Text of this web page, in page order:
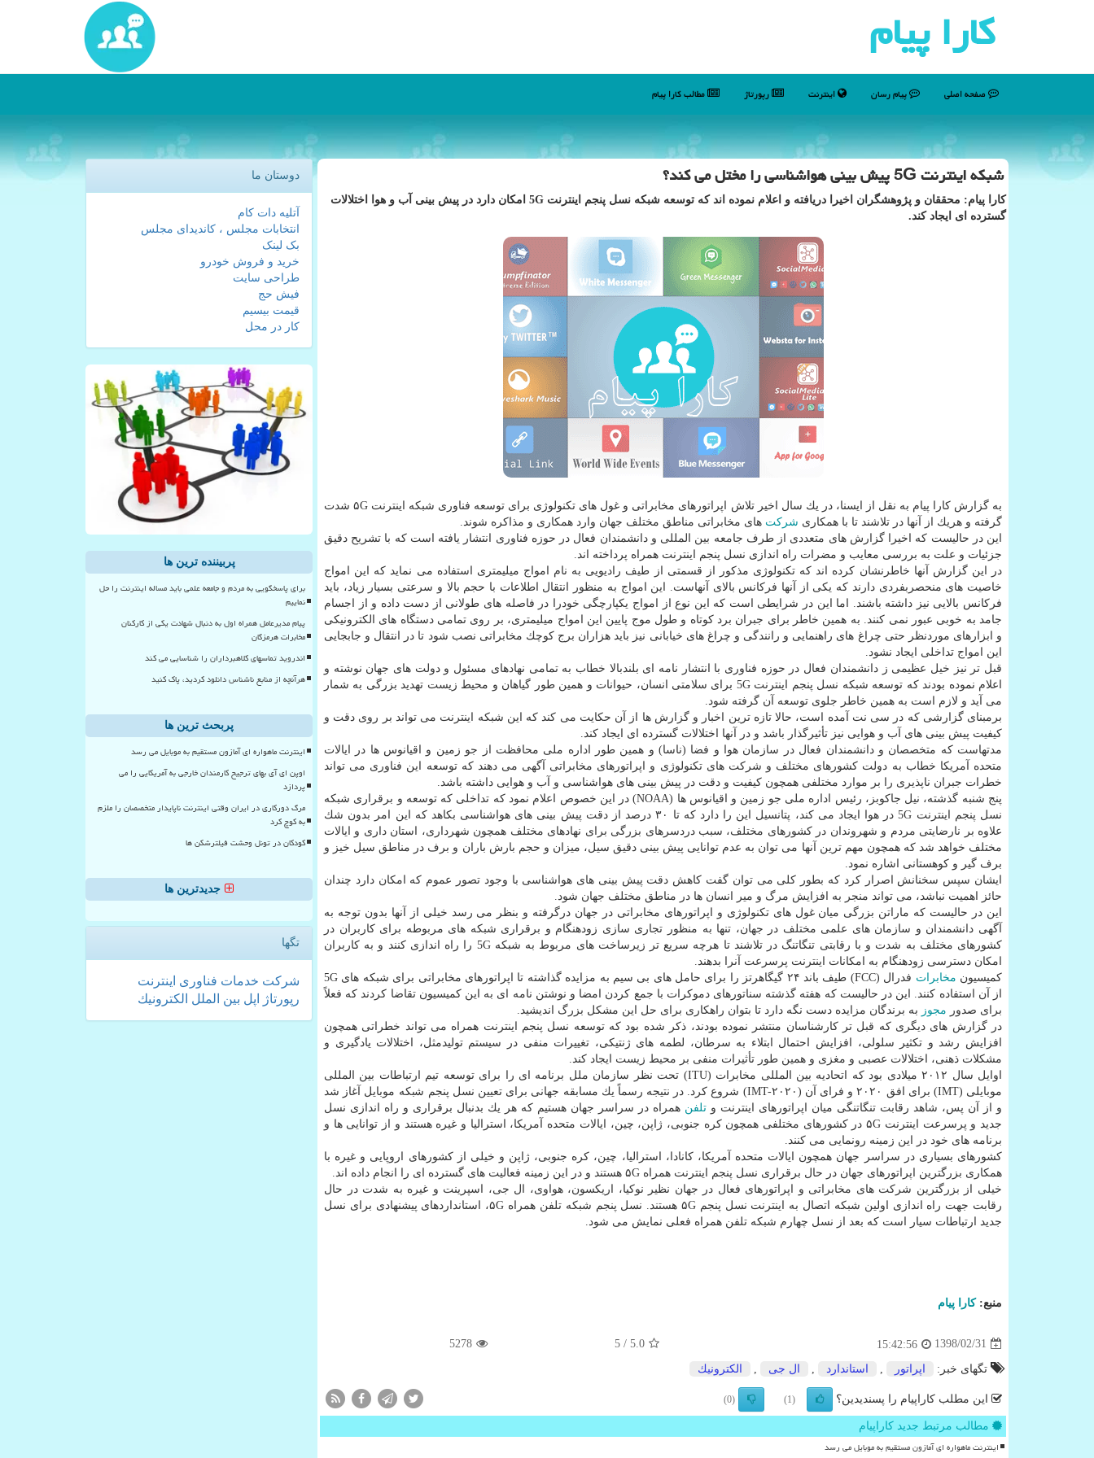
كارا پیام
صفحه اصلی پیام رسان اینترنت رپورتاژ مطالب كارا پیام
شبكه اینترنت 5G پیش بینی هواشناسی را مختل می كند؟
كارا پیام: محققان و پژوهشگران اخیرا دریافته و اعلام نموده اند كه توسعه شبكه نسل پنجم اینترنت 5G امكان دارد در پیش بینی آب و هوا اختلالات
گسترده ای ایجاد كند.
به گزارش كارا پیام به نقل از ایسنا، در یك سال اخیر تلاش اپراتورهای مخابراتی و غول های تكنولوژی برای توسعه فناوری شبكه اینترنت ۵G شدت
گرفته و هریك از آنها در تلاشند تا با همكاری شركت های مخابراتی مناطق مختلف جهان وارد همكاری و مذاكره شوند.
این در حالیست كه اخیرا گزارش های متعددی از طرف جامعه بین المللی و دانشمندان فعال در حوزه فناوری انتشار یافته است كه با تشریح دقیق
جزئیات و علت به بررسی معایب و مضرات راه اندازی نسل پنجم اینترنت همراه پرداخته اند.
در این گزارش آنها خاطرنشان كرده اند كه تكنولوژی مذكور از قسمتی از طیف رادیویی به نام امواج میلیمتری استفاده می نماید كه این امواج
خاصیت های منحصربفردی دارند كه یكی از آنها فركانس بالای آنهاست. این امواج به منظور انتقال اطلاعات با حجم بالا و سرعتی بسیار زیاد، باید
فركانس بالایی نیز داشته باشند. اما این در شرایطی است كه این نوع از امواج یكپارچگی خودرا در فاصله های طولانی از دست داده و از اجسام
جامد به خوبی عبور نمی كنند. به همین خاطر برای جبران برد كوتاه و طول موج پایین این امواج میلیمتری، بر روی تمامی دستگاه های الكترونیكی
و ابزارهای موردنظر حتی چراغ های راهنمایی و رانندگی و چراغ های خیابانی نیز باید هزاران برج كوچك مخابراتی نصب شود تا در انتقال و جابجایی
این امواج تداخلی ایجاد نشود.
قبل تر نیز خیل عظیمی ز دانشمندان فعال در حوزه فناوری با انتشار نامه ای بلندبالا خطاب به تمامی نهادهای مسئول و دولت های جهان نوشته و
اعلام نموده بودند كه توسعه شبكه نسل پنجم اینترنت 5G برای سلامتی انسان، حیوانات و همین طور گیاهان و محیط زیست تهدید بزرگی به شمار
می آید و لازم است به همین خاطر جلوی توسعه آن گرفته شود.
برمبنای گزارشی كه در سی نت آمده است، حالا تازه ترین اخبار و گزارش ها از آن حكایت می كند كه این شبكه اینترنت می تواند بر روی دقت و
كیفیت پیش بینی های آب و هوایی نیز تأثیرگذار باشد و در آنها اختلالات گسترده ای ایجاد كند.
مدتهاست كه متخصصان و دانشمندان فعال در سازمان هوا و فضا (ناسا) و همین طور اداره ملی محافظت از جو زمین و اقیانوس ها در ایالات
متحده آمریكا خطاب به دولت كشورهای مختلف و شركت های تكنولوژی و اپراتورهای مخابراتی آگهی می دهند كه توسعه این فناوری می تواند
خطرات جبران ناپذیری را بر موارد مختلفی همچون كیفیت و دقت در پیش بینی های هواشناسی و آب و هوایی داشته باشد.
پنج شنبه گذشته، نیل جاكوبز، رئیس اداره ملی جو زمین و اقیانوس ها (NOAA) در این خصوص اعلام نمود كه تداخلی كه توسعه و برقراری شبكه
نسل پنجم اینترنت 5G در هوا ایجاد می كند، پتانسیل این را دارد كه تا ۳۰ درصد از دقت پیش بینی های هواشناسی بكاهد كه این امر بدون شك
علاوه بر نارضایتی مردم و شهروندان در كشورهای مختلف، سبب دردسرهای بزرگی برای نهادهای مختلف همچون شهرداری، استان داری و ایالات
مختلف خواهد شد كه همچون مهم ترین آنها می توان به عدم توانایی پیش بینی دقیق سیل، میزان و حجم بارش باران و برف در مناطق سیل خیز و
برف گیر و كوهستانی اشاره نمود.
ایشان سپس سخنانش اصرار كرد كه بطور كلی می توان گفت كاهش دقت پیش بینی های هواشناسی با وجود تصور عموم كه امكان دارد چندان
حائز اهمیت نباشد، می تواند منجر به افزایش مرگ و میر انسان ها در مناطق مختلف جهان شود.
این در حالیست كه ماراتن بزرگی میان غول های تكنولوژی و اپراتورهای مخابراتی در جهان درگرفته و بنظر می رسد خیلی از آنها بدون توجه به
آگهی دانشمندان و سازمان های علمی مختلف در جهان، تنها به منظور تجاری سازی زودهنگام و برقراری شبكه های مربوطه برای كاربران در
كشورهای مختلف به شدت و با رقابتی تنگاتنگ در تلاشند تا هرچه سریع تر زیرساخت های مربوط به شبكه 5G را راه اندازی كنند و به كاربران
امكان دسترسی زودهنگام به امكانات اینترنت پرسرعت آنرا بدهند.
كمیسیون مخابرات
فدرال (FCC) طیف باند ۲۴ گیگاهرتز را برای حامل های بی سیم به مزایده گذاشته تا اپراتورهای مخابراتی برای شبكه های 5G
از آن استفاده كنند. این در حالیست كه هفته گذشته سناتورهای دموكرات با جمع كردن امضا و نوشتن نامه ای به این كمیسیون تقاضا كردند كه فعلاً
برای صدور مجوز به برندگان مزایده دست نگه دارد تا بتوان راهكاری برای حل این مشكل بزرگ اندیشید.
در گزارش های دیگری كه قبل تر كارشناسان منتشر نموده بودند، ذكر شده بود كه توسعه نسل پنجم اینترنت همراه می تواند خطراتی همچون
افزایش رشد و تكثیر سلولی، افزایش احتمال ابتلاء به سرطان، لطمه های ژنتیكی، تغییرات منفی در سیستم تولیدمثل، اختلالات یادگیری و
مشكلات ذهنی، اختلالات عصبی و مغزی و همین طور تأثیرات منفی بر محیط زیست ایجاد كند.
اوایل سال ۲۰۱۲ میلادی بود كه اتحادیه بین المللی مخابرات (ITU) تحت نظر سازمان ملل برنامه ای را برای توسعه تیم ارتباطات بین المللی
موبایلی (IMT) برای افق ۲۰۲۰ و فرای آن (IMT-۲۰۲۰) شروع كرد. در نتیجه رسماً یك مسابقه جهانی برای تعیین نسل پنجم شبكه موبایل آغاز شد
و از آن پس، شاهد رقابت تنگاتنگی میان اپراتورهای اینترنت و تلفن همراه در سراسر جهان هستیم كه هر یك بدنبال برقراری و راه اندازی نسل
جدید و پرسرعت اینترنت ۵G در كشورهای مختلفی همچون كره جنوبی، ژاپن، چین، ایالات متحده آمریكا، استرالیا و غیره هستند و از توانایی ها و
برنامه های خود در این زمینه رونمایی می كنند.
كشورهای بسیاری در سراسر جهان همچون ایالات متحده آمریكا، كانادا، استرالیا، چین، كره جنوبی، ژاپن و خیلی از كشورهای اروپایی و غیره با
همكاری بزرگترین اپراتورهای جهان در حال برقراری نسل پنجم اینترنت همراه ۵G هستند و در این زمینه فعالیت های گسترده ای را انجام داده اند.
خیلی از بزرگترین شركت های مخابراتی و اپراتورهای فعال در جهان نظیر نوكیا، اریكسون، هواوی، ال جی، اسپرینت و غیره به شدت در حال
رقابت جهت راه اندازی اولین شبكه اتصال به اینترنت نسل پنجم ۵G هستند. نسل پنجم شبكه تلفن همراه ۵G، استانداردهای پیشنهادی برای نسل
جدید ارتباطات سیار است كه بعد از نسل چهارم شبكه تلفن همراه فعلی نمایش می شود.
منبع:كارا پیام
1398/02/31
15:42:56
5.0
/ 5
5278
تگهای خبر: اپراتور استاندارد ال جی الكترونیك
این مطلب کاراپیام را پسندیدین؟ (1)
(0)
مطالب مرتبط جدید کاراپیام
اینترنت ماهواره ای آمازون مستقیم به موبایل می رسد
دوستان ما
آتلیه دات کام
انتخابات مجلس ، کاندیدای مجلس
بک لینک
خرید و فروش خودرو
طراحی سایت
فیش حج
قیمت بیسیم
کار در محل
پربیننده ترین ها
برای پاسخگویی به مردم و جامعه علمی باید مساله اینترنت را حل
نماییم
پیام مدیرعامل همراه اول به دنبال شهادت یکی از کارکنان
مخابرات هرمزگان
اندروید تماسهای کلاهبرداران را شناسایی می کند
هرآنچه از منابع ناشناس دانلود کردید، پاک کنید
پربحث ترین ها
اینترنت ماهواره ای آمازون مستقیم به موبایل می رسد
اوپن ای آی بهای ترجیح کارمندان خارجی به آمریکایی را می
پردازد
مرگ دورکاری در ایران وقتی اینترنت ناپایدار متخصصان را ملزم
به کوچ کرد
کودکان در تونل وحشت فیلترشکن ها
جدیدترین ها
تگها
شركت خدمات فناوری اینترنت
رپورتاژ
اپل بین الملل الكترونیك